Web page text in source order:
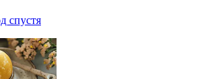
спустя